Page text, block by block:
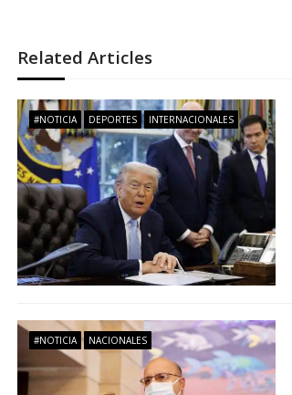
g
a
c
i
ó
n
d
e
Related Articles
#NOTICIA DEPORTES INTERNACIONALES
#NOTICIA NACIONALES